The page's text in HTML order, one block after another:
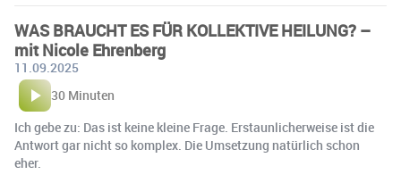
WAS BRAUCHT ES FÜR KOLLEKTIVE HEILUNG? –
mit Nicole Ehrenberg
11.09.2025
30 Minuten
Ich gebe zu: Das ist keine kleine Frage. Erstaunlicherweise ist die
Antwort gar nicht so komplex. Die Umsetzung natürlich schon
eher.